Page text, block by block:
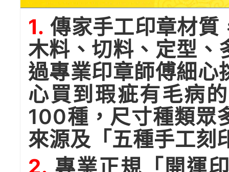
1. 傳家手工印章材質
木料、切料、定型、
過專業印章師傅細心
心買到瑕疵有毛病
100種，尺寸種類眾
來源及「五種手工刻
2. 專業正規「開運